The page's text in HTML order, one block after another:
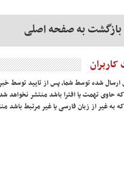
بازگشت به صفحه اصلی
ارسال شده توسط شما، پس از تایید توسط
حاوی تهمت یا افترا باشد منتشر نخواهد
به غیر از زبان فارسی یا غیر مرتبط باشد